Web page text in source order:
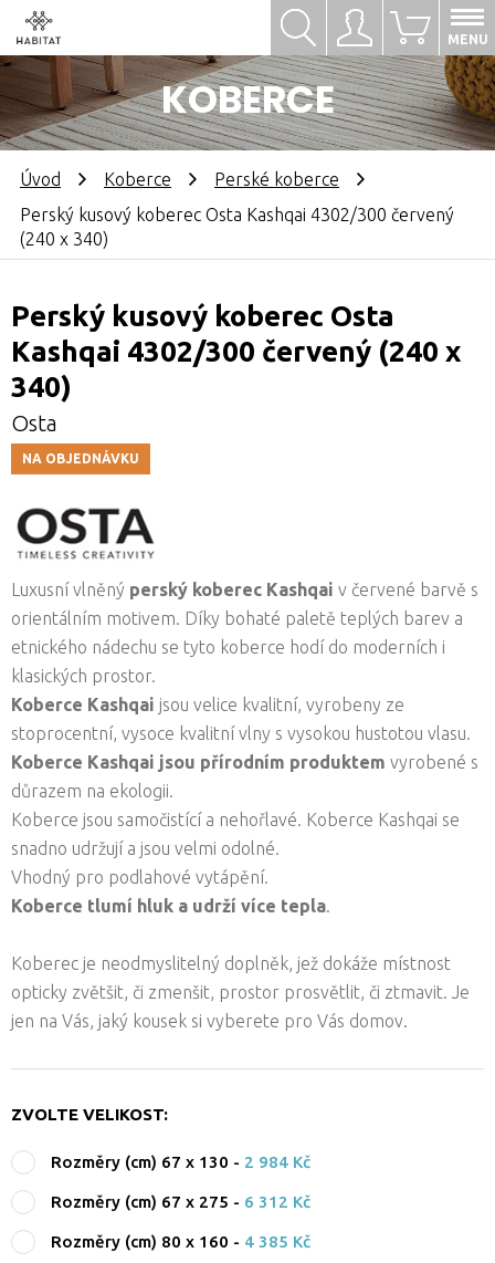
Přihlásit se
KOBERCE
0
MENU
Hledat
Úvod Koberce
Perské koberce
Perský kusový koberec Osta Kashqai 4302/300 červený
(240 x 340)
Perský kusový koberec Osta
Kashqai 4302/300 červený (240 x
340)
Osta
NA OBJEDNÁVKU
Luxusní vlněný perský koberec Kashqai v červené barvě s
orientálním motivem. Díky bohaté paletě teplých barev a
etnického nádechu se tyto koberce hodí do moderních i
klasických prostor.
Koberce Kashqai jsou velice kvalitní, vyrobeny ze
stoprocentní, vysoce kvalitní vlny s vysokou hustotou vlasu.
Koberce Kashqai jsou přírodním produktem vyrobené s
důrazem na ekologii.
Koberce jsou samočistící a nehořlavé. Koberce Kashqai se
snadno udržují a jsou velmi odolné.
Vhodný pro podlahové vytápění.
Koberce tlumí hluk a udrží více tepla.
Koberec je neodmyslitelný doplněk, jež dokáže místnost
opticky zvětšit, či zmenšit, prostor prosvětlit, či ztmavit. Je
jen na Vás, jaký kousek si vyberete pro Vás domov.
ZVOLTE VELIKOST:
Rozměry (cm) 67 x 130 - 2 984 Kč
Rozměry (cm) 67 x 275 - 6 312 Kč
Rozměry (cm) 80 x 160 - 4 385 Kč